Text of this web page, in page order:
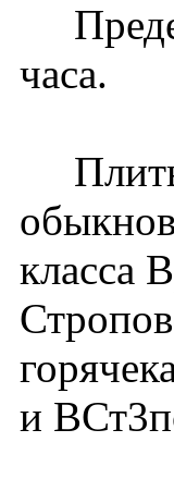
часа.
Плиты
класса
и